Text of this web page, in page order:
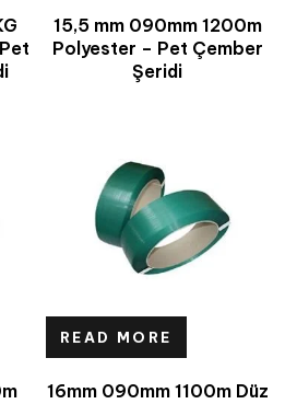
15,5 mm 090mm 1200m
Polyester – Pet Çember
Şeridi
READ MORE
16mm 090mm 1100m Düz